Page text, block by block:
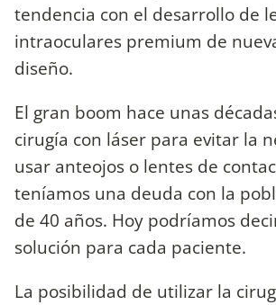
tendencia con el desarrollo de
intraoculares premium de
diseño.
El gran boom hace unas
cirugía con láser para evitar la
usar anteojos o lentes de
teníamos una deuda con la
de 40 años. Hoy podríamos
solución para cada paciente.
La posibilidad de utilizar la